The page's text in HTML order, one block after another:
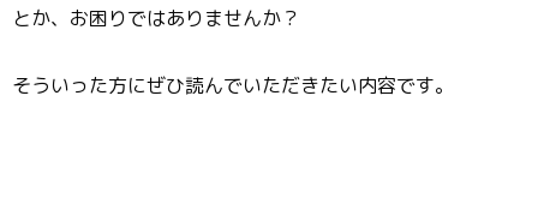
とか、お困りではありませんか？
そういった方にぜひ読んでいただきたい内容です。